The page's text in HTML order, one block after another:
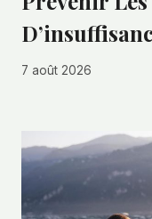
7 août 2026